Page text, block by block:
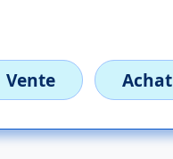
Vente
Achat